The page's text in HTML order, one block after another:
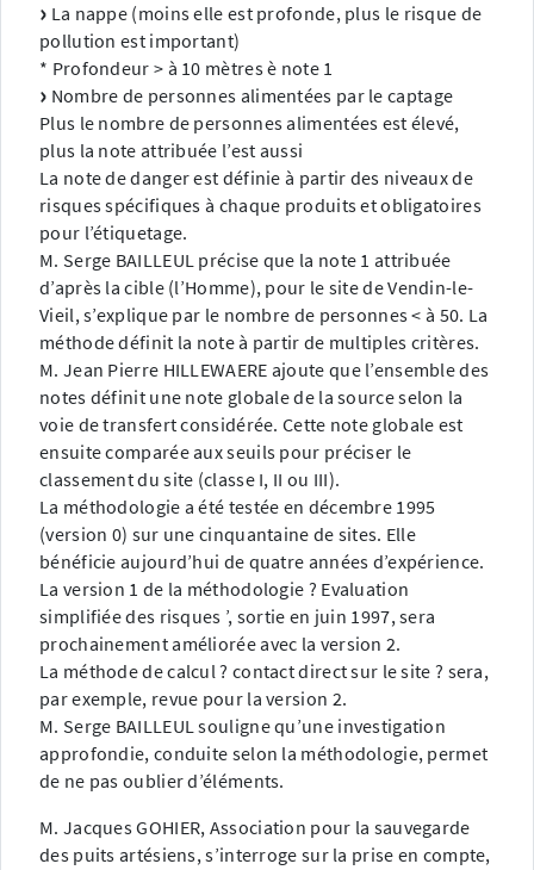
La nappe (moins elle est profonde, plus le risque de
pollution est important)
* Profondeur > à 10 mètres è note 1
Nombre de personnes alimentées par le captage
Plus le nombre de personnes alimentées est élevé,
plus la note attribuée l’est aussi
La note de danger est définie à partir des niveaux de
risques spécifiques à chaque produits et obligatoires
pour l’étiquetage.
M. Serge BAILLEUL précise que la note 1 attribuée
d’après la cible (l’Homme), pour le site de Vendin-le-
Vieil, s’explique par le nombre de personnes < à 50. La
méthode définit la note à partir de multiples critères.
M. Jean Pierre HILLEWAERE ajoute que l’ensemble des
notes définit une note globale de la source selon la
voie de transfert considérée. Cette note globale est
ensuite comparée aux seuils pour préciser le
classement du site (classe I, II ou III).
La méthodologie a été testée en décembre 1995
(version 0) sur une cinquantaine de sites. Elle
bénéficie aujourd’hui de quatre années d’expérience.
La version 1 de la méthodologie ? Evaluation
simplifiée des risques ’, sortie en juin 1997, sera
prochainement améliorée avec la version 2.
La méthode de calcul ? contact direct sur le site ? sera,
par exemple, revue pour la version 2.
M. Serge BAILLEUL souligne qu’une investigation
approfondie, conduite selon la méthodologie, permet
de ne pas oublier d’éléments.
M. Jacques GOHIER, Association pour la sauvegarde
des puits artésiens, s’interroge sur la prise en compte,